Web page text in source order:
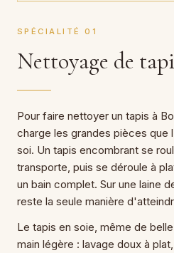
SPÉCIALITÉ 01
Nettoyage de
Pour faire nettoyer un tapis à
charge les grandes pièces que
soi. Un tapis encombrant se
transporte, puis se déroule à
un bain complet. Sur une laine
reste la seule manière
Le tapis en soie, même de
main légère : lavage doux à